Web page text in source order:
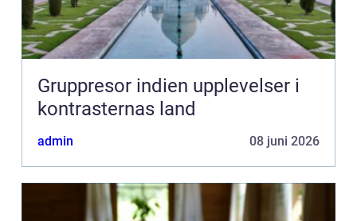
Gruppresor indien upplevelser i
kontrasternas land
admin 08 juni 2026